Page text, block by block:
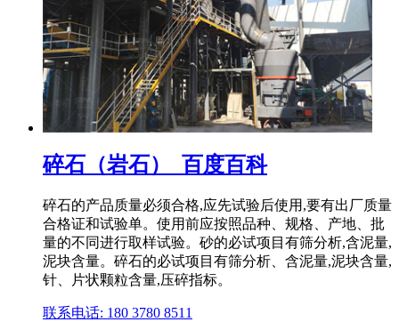
碎石（岩石）_百度百科
碎石的产品质量必须合格,应先试验后使用,要有出厂质量
合格证和试验单。使用前应按照品种、规格、产地、批
量的不同进行取样试验。砂的必试项目有筛分析,含泥量,
泥块含量。碎石的必试项目有筛分析、含泥量,泥块含量,
针、片状颗粒含量,压碎指标。
联系电话: 180 3780 8511